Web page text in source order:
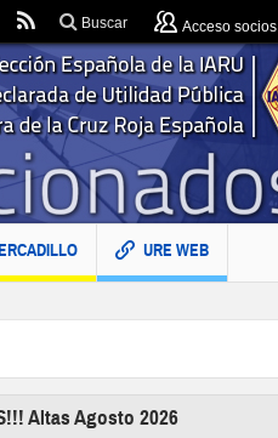
Buscar Acceso socios
URE WEB
Altas Agosto 2026